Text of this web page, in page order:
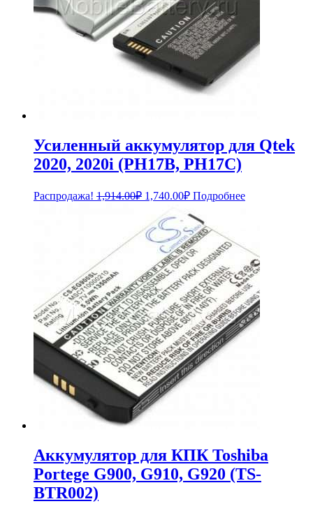
Усиленный аккумулятор для Qtek
2020, 2020i (PH17B, PH17C)
Распродажа! 1,914.00₽ Первоначальная
составляла
1,914.00₽.
1,740.00₽Текущая
цена:
1,740.00₽.
Подробнее
Аккумулятор для КПК Toshiba
Portege G900, G910, G920 (TS-
BTR002)